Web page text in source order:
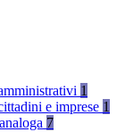
1
e imprese 1
7